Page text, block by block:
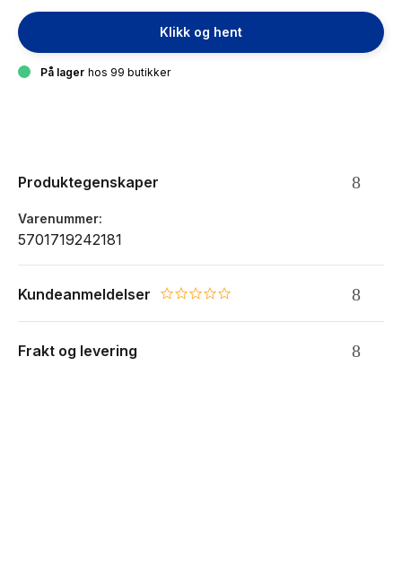
Klikk og hent
På lager hos 99 butikker
Produktegenskaper
Varenummer
5701719242181
Kundeanmeldelser 0.0 star rating
Frakt og levering